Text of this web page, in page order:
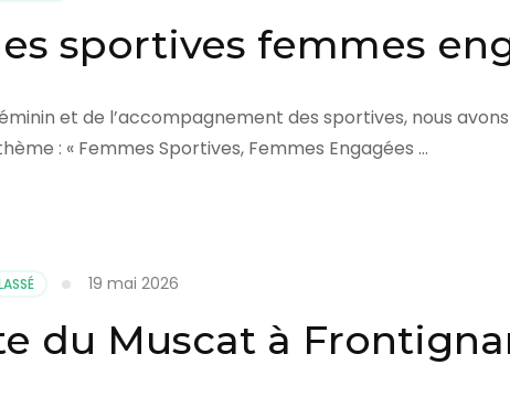
sportives femmes
et de l’accompagnement des sportives, nous
: « Femmes Sportives, Femmes Engagées …
19 mai 2026
du Muscat à